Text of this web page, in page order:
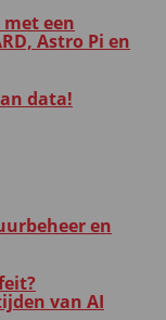
een
Astro Pi en
data!
en
van AI